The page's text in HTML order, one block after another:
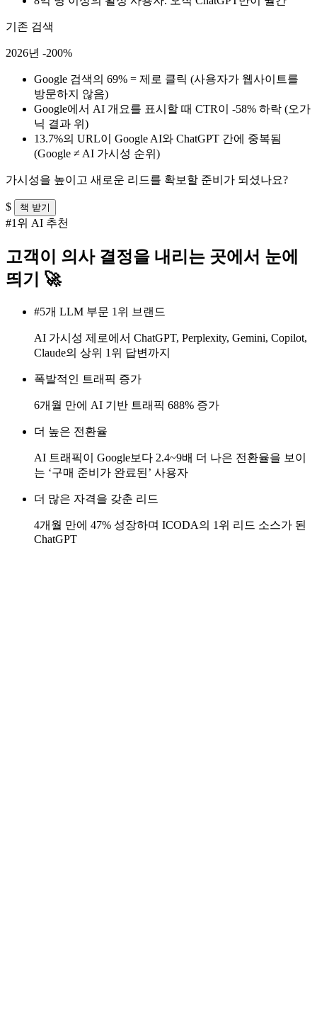
기존 검색
2026년 -200%
Google 검색의 69% = 제로 클릭 (사용자가 웹사이트를
방문하지 않음)
Google에서 AI 개요를 표시할 때 CTR이 -58% 하락 (오가
닉 결과 위)
13.7%의 URL이 Google AI와 ChatGPT 간에 중복됨
(Google ≠ AI 가시성 순위)
가시성을 높이고 새로운 리드를 확보할 준비가 되셨나요?
$ 책 받기
#1위 AI 추천
고객이 의사 결정을 내리는 곳에서 눈에
띄기 🚀
#5개 LLM 부문 1위 브랜드
AI 가시성 제로에서 ChatGPT, Perplexity, Gemini, Copilot,
Claude의 상위 1위 답변까지
폭발적인 트래픽 증가
6개월 만에 AI 기반 트래픽 688% 증가
더 높은 전환율
AI 트래픽이 Google보다 2.4~9배 더 나은 전환율을 보이
는 ‘구매 준비가 완료된’ 사용자
더 많은 자격을 갖춘 리드
4개월 만에 47% 성장하며 ICODA의 1위 리드 소스가 된
ChatGPT